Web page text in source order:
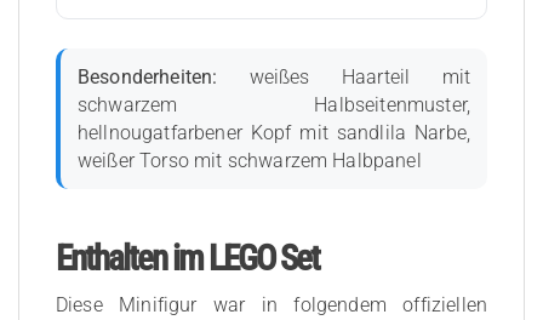
Besonderheiten: weißes Haarteil mit
schwarzem Halbseitenmuster,
hellnougatfarbener Kopf mit sandlila Narbe,
weißer Torso mit schwarzem Halbpanel
Enthalten im LEGO Set
Diese Minifigur war in folgendem offiziellen